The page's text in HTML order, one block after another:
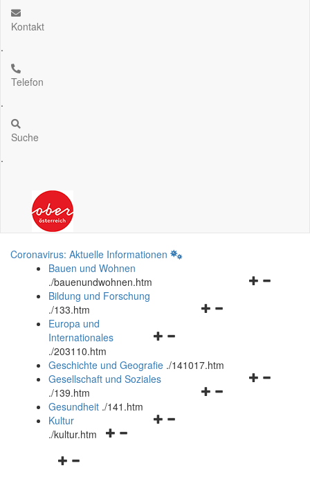
Kontakt
.
Telefon
.
Suche
.
Coronavirus: Aktuelle Informationen
Bauen und Wohnen
./bauenundwohnen.htm
Navigationsmenü
Bildung und Forschung
./133.htm
Navigationsmenü
und
schließen
Europa und
Internationales
./203110.htm
Geschichte und Geografie ./141017.htm
Navigationsmenü
Gesellschaft und Soziales
./139.htm
Navigationsmenü
Gesundheit ./141.htm
Navigationsmenü
Kultur
./kultur.htm
Navigationsmenü